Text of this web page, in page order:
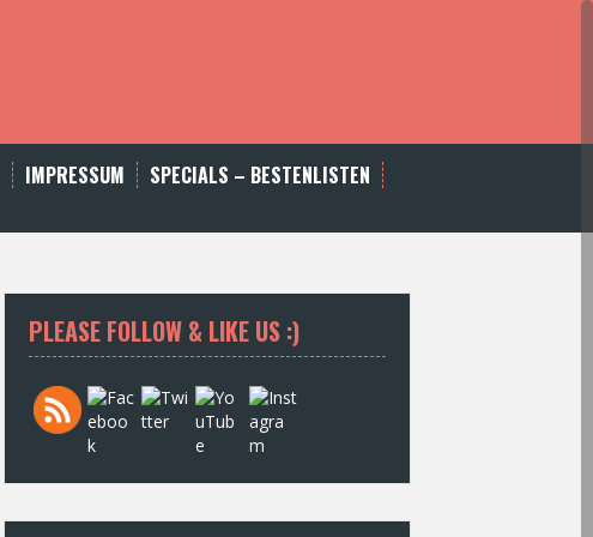
IMPRESSUM
SPECIALS – BESTENLISTEN
PLEASE FOLLOW & LIKE US :)